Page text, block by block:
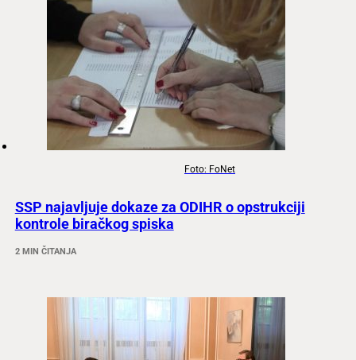
Foto: FoNet
SSP najavljuje dokaze za ODIHR o opstrukciji
kontrole biračkog spiska
2 MIN ČITANJA